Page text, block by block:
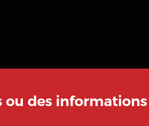
des